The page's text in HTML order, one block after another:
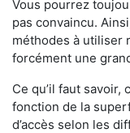
Vous pourrez
pas convaincu.
méthodes à utiliser
forcément une
Ce qu’il faut savoir,
fonction de la
d’accès selon les